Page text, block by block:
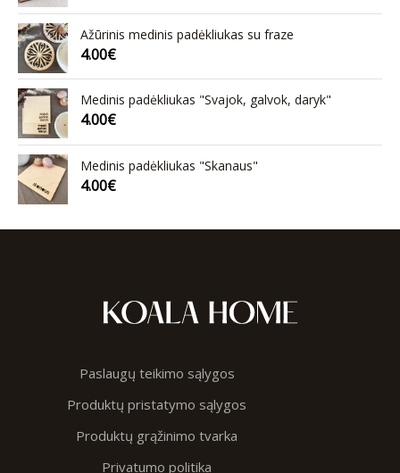
Ažūrinis medinis padėkliukas su fraze
4.00€
Medinis padėkliukas "Svajok, galvok, daryk"
4.00€
Medinis padėkliukas "Skanaus"
4.00€
Paslaugų teikimo sąlygos
Produktų pristatymo sąlygos
Produktų grąžinimo tvarka
Privatumo politika